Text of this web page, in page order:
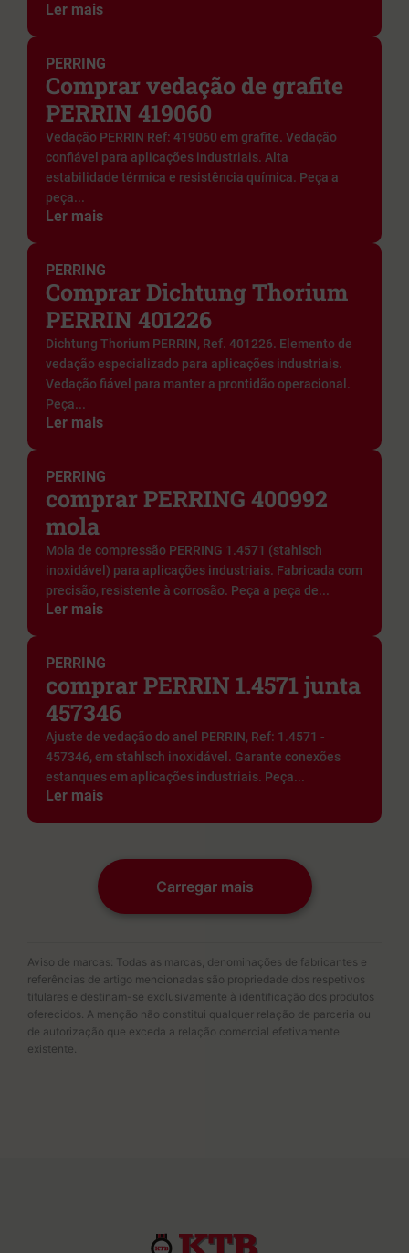
Ler mais
PERRING
Comprar vedação de grafite
PERRIN 419060
Vedação PERRIN Ref: 419060 em grafite. Vedação
confiável para aplicações industriais. Alta
estabilidade térmica e resistência química. Peça a
peça...
Ler mais
PERRING
Comprar Dichtung Thorium
PERRIN 401226
Dichtung Thorium PERRIN, Ref. 401226. Elemento de
vedação especializado para aplicações industriais.
Vedação fiável para manter a prontidão operacional.
Peça...
Ler mais
PERRING
comprar PERRING 400992
mola
Mola de compressão PERRING 1.4571 (stahlsch
inoxidável) para aplicações industriais. Fabricada com
precisão, resistente à corrosão. Peça a peça de...
Ler mais
PERRING
comprar PERRIN 1.4571 junta
457346
Ajuste de vedação do anel PERRIN, Ref: 1.4571 -
457346, em stahlsch inoxidável. Garante conexões
estanques em aplicações industriais. Peça...
Ler mais
Carregar mais
Aviso de marcas: Todas as marcas, denominações de fabricantes e
referências de artigo mencionadas são propriedade dos respetivos
titulares e destinam-se exclusivamente à identificação dos produtos
oferecidos. A menção não constitui qualquer relação de parceria ou
de autorização que exceda a relação comercial efetivamente
existente.